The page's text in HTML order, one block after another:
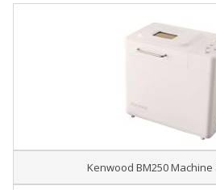
Kenwood BM250